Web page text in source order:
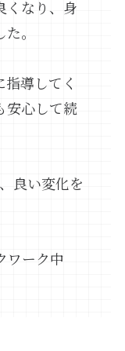
くなり、身
。
導してく
安心して続
良い変化を
ワーク中